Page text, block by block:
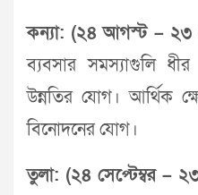
কন্যা: (২৪ আগস্ট – ২৩
ব্যবসার সমস্যাগুলি
উন্নতির যোগ। আর্থিক
বিনোদনের যোগ।
তুলা: (২৪ সেপ্টেম্বর –